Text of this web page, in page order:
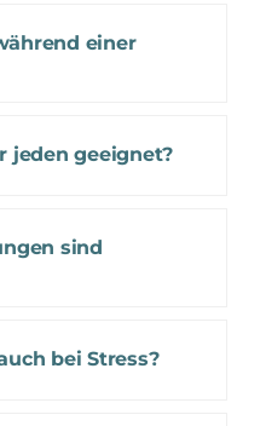
einer
jeden geeignet?
sind
bei Stress?